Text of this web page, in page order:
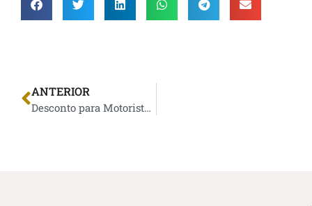
ANTERIOR
Desconto para Motoristas Que Não Possuem Pontos na CNH